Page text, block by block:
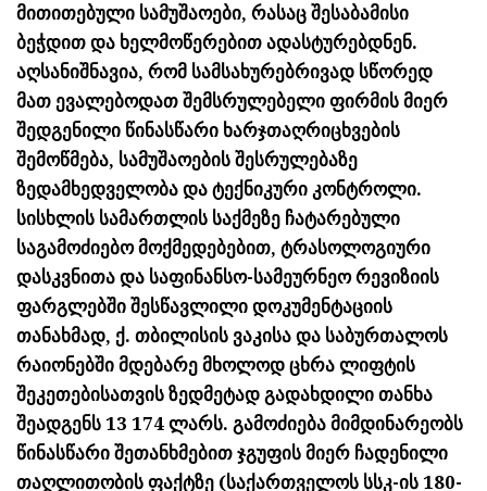
მითითებული სამუშაოები, რასაც შესაბამისი
ბეჭდით და ხელმოწერებით ადასტურებდნენ.
აღსანიშნავია, რომ სამსახურებრივად სწორედ
მათ ევალებოდათ შემსრულებელი ფირმის მიერ
შედგენილი წინასწარი ხარჯთაღრიცხვების
შემოწმება, სამუშაოების შესრულებაზე
ზედამხედველობა და ტექნიკური კონტროლი.
სისხლის სამართლის საქმეზე ჩატარებული
საგამოძიებო მოქმედებებით, ტრასოლოგიური
დასკვნითა და საფინანსო-სამეურნეო რევიზიის
ფარგლებში შესწავლილი დოკუმენტაციის
თანახმად, ქ. თბილისის ვაკისა და საბურთალოს
რაიონებში მდებარე მხოლოდ ცხრა ლიფტის
შეკეთებისათვის ზედმეტად გადახდილი თანხა
შეადგენს 13 174 ლარს. გამოძიება მიმდინარეობს
წინასწარი შეთანხმებით ჯგუფის მიერ ჩადენილი
თაღლითობის ფაქტზე (საქართველოს სსკ-ის 180-